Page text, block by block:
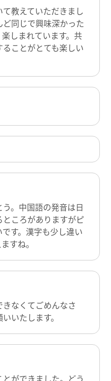
教えていただきまし
同じで興味深かった
しまれています。共
ことがとても楽しい
。中国語の発音は日
ころがありますがピ
す。漢字も少し違い
すね。
なくてごめんなさ
いたします。
ができました。どう